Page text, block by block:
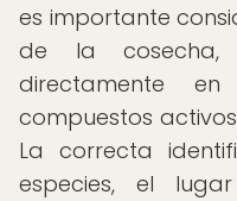
es importante
de la
directamente
compuestos
La correcta
especies, el